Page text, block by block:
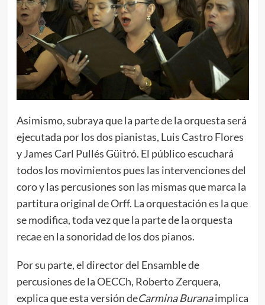
Asimismo, subraya que la parte de la orquesta será
ejecutada por los dos pianistas, Luis Castro Flores
y James Carl Pullés Güitró. El público escuchará
todos los movimientos pues las intervenciones del
coro y las percusiones son las mismas que marca la
partitura original de Orff. La orquestación es la que
se modifica, toda vez que la parte de la orquesta
recae en la sonoridad de los dos pianos.
Por su parte, el director del Ensamble de
percusiones de la OECCh, Roberto Zerquera,
explica que esta versión deCarmina Buranaimplica